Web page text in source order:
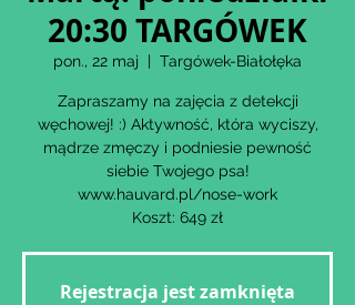
20:30 TARGÓWEK
pon., 22 maj
  |
Targówek-Białołęka
Zapraszamy na zajęcia z detekcji
węchowej! :) Aktywność, która wyciszy,
mądrze zmęczy i podniesie pewność
siebie Twojego psa!
www.hauvard.pl/nose-work
Koszt: 649 zł
Rejestracja jest zamknięta